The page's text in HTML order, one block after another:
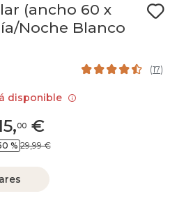
(ancho 60 x
Noche Blanco
(17)
,00 €
% 29,99 €